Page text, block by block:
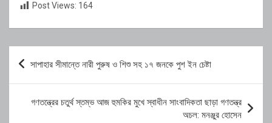
Post Views: 164
Post
navigation
সাপাহার সীমান্তে নারী পুরুষ ও শিশু সহ ১৭ জনকে পুশ ইন চেষ্টা
গণতন্ত্রের চতুর্থ স্তম্ভ আজ হুমকির মুখে স্বাধীন সাংবাদিকতা ছাড়া গণতন্ত্র
অচল: মনঞ্জুর হোসেন